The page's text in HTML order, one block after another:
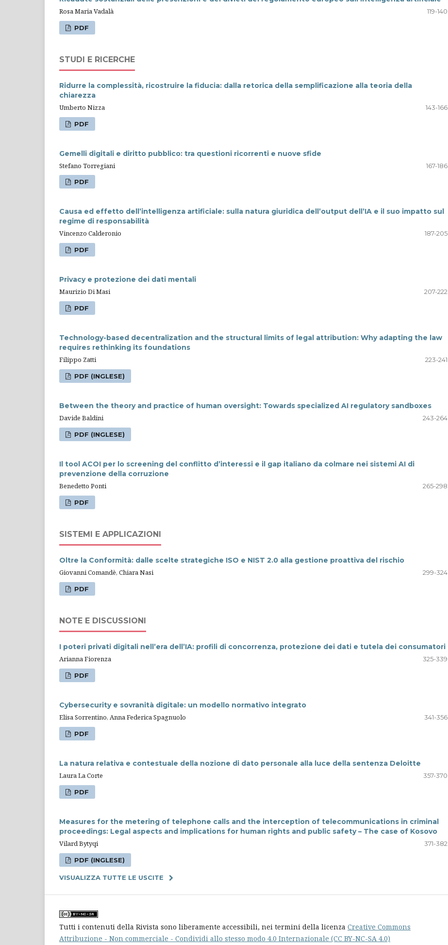
Rosa Maria Vadalà
119-140
PDF
STUDI E RICERCHE
Ridurre la complessità, ricostruire la fiducia: dalla retorica della semplificazione alla teoria della
chiarezza
Umberto Nizza
143-166
PDF
Gemelli digitali e diritto pubblico: tra questioni ricorrenti e nuove sfide
Stefano Torregiani
167-186
PDF
Causa ed effetto dell’intelligenza artificiale: sulla natura giuridica dell’output dell’IA e il suo impatto sul
regime di responsabilità
Vincenzo Calderonio
187-205
PDF
Privacy e protezione dei dati mentali
Maurizio Di Masi
207-222
PDF
Technology-based decentralization and the structural limits of legal attribution: Why adapting the law
requires rethinking its foundations
Filippo Zatti
223-241
PDF (INGLESE)
Between the theory and practice of human oversight: Towards specialized AI regulatory sandboxes
Davide Baldini
243-264
PDF (INGLESE)
Il tool ACOI per lo screening del conflitto d’interessi e il gap italiano da colmare nei sistemi AI di
prevenzione della corruzione
Benedetto Ponti
265-298
PDF
SISTEMI E APPLICAZIONI
Oltre la Conformità: dalle scelte strategiche ISO e NIST 2.0 alla gestione proattiva del rischio
Giovanni Comandè, Chiara Nasi
299-324
PDF
NOTE E DISCUSSIONI
I poteri privati digitali nell’era dell’IA: profili di concorrenza, protezione dei dati e tutela dei consumatori
Arianna Fiorenza
325-339
PDF
Cybersecurity e sovranità digitale: un modello normativo integrato
Elisa Sorrentino, Anna Federica Spagnuolo
341-356
PDF
La natura relativa e contestuale della nozione di dato personale alla luce della sentenza Deloitte
Laura La Corte
357-370
PDF
Measures for the metering of telephone calls and the interception of telecommunications in criminal
proceedings: Legal aspects and implications for human rights and public safety – The case of Kosovo
Vilard Bytyqi
371-382
PDF (INGLESE)
VISUALIZZA TUTTE LE USCITE
Tutti i contenuti della Rivista sono liberamente accessibili, nei termini della licenza Creative Commons
Attribuzione - Non commerciale - Condividi allo stesso modo 4.0 Internazionale (CC BY-NC-SA 4.0)